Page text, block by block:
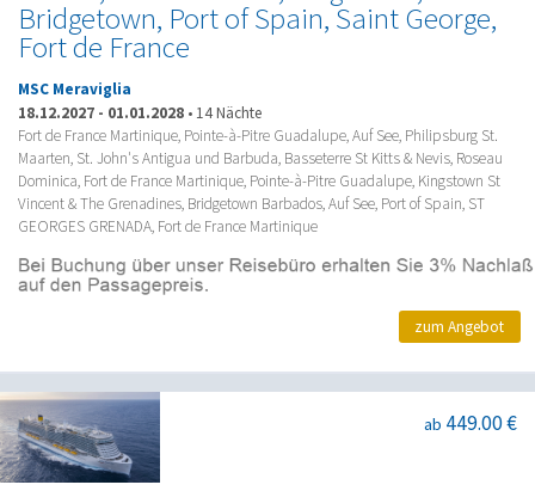
Bridgetown, Port of Spain, Saint George,
Fort de France
MSC Meraviglia
18.12.2027 - 01.01.2028 • 14 Nächte
Fort de France Martinique, Pointe-à-Pitre Guadalupe, Auf See, Philipsburg St.
Maarten, St. John's Antigua und Barbuda, Basseterre St Kitts & Nevis, Roseau
Dominica, Fort de France Martinique, Pointe-à-Pitre Guadalupe, Kingstown St
Vincent & The Grenadines, Bridgetown Barbados, Auf See, Port of Spain, ST
GEORGES GRENADA, Fort de France Martinique
zum Angebot
ab 449.00 €